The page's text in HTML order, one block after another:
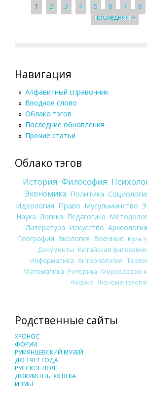
Страницы
1 2 3 4 5 6 7 8
последняя »
Навигация
Алфавитный справочник
Вводное слово
Облако тэгов
Последние обновления
Прочие статьи
Облако тэгов
История Философия
Экономика Политика
Идеология Право Мусульманство
Наука Логика Педагогика
Литература Искусство Археология
География Экология Военные
Документы Китайская философия
Информатика Антропология
Математика Риторика
Физика
Родственные сайты
ХРОНОС
ФОРУМ
РУМЯНЦЕВСКИЙ МУЗЕЙ
ДО 1917 ГОДА
РУССКОЕ ПОЛЕ
ДОКУМЕНТЫ XX ВЕКА
ИЗМЫ